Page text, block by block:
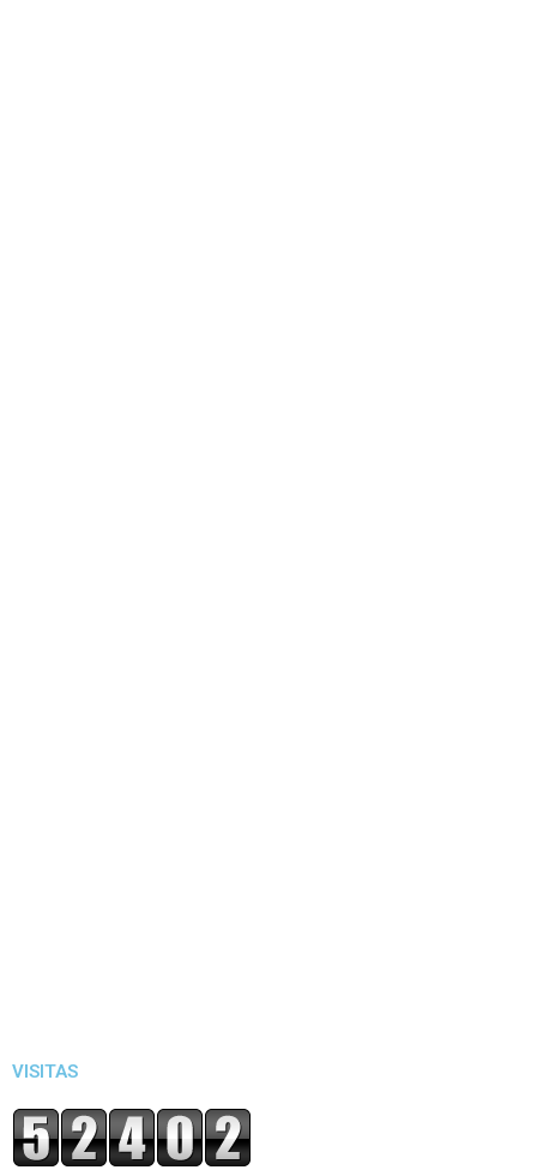
VISITAS